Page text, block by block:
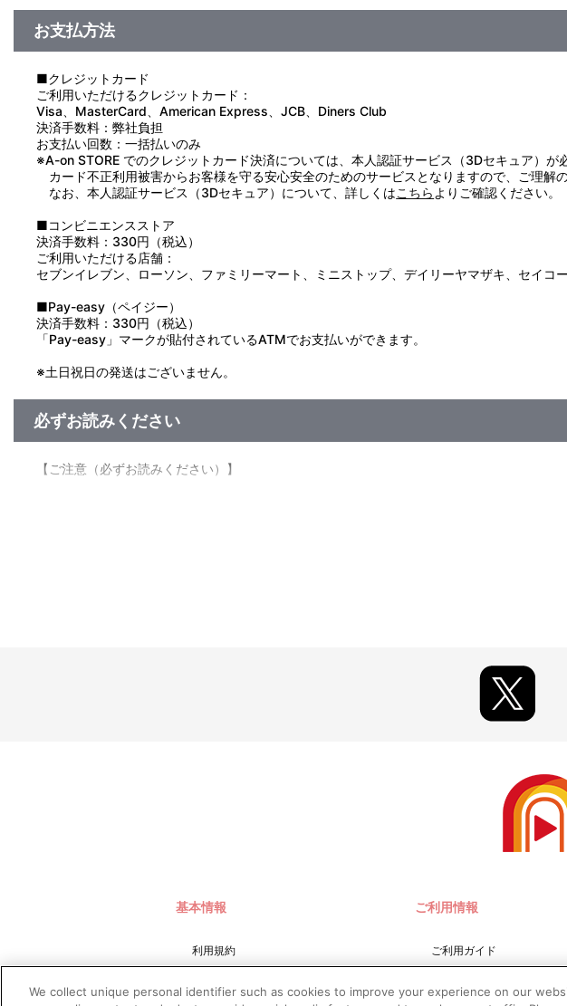
お支払方法
■クレジットカード
ご利用いただけるクレジットカード：
Visa、MasterCard、American Express、JCB、Diners Club
決済手数料：弊社負担
お支払い回数：一括払いのみ
※A-on STORE でのクレジットカード決済については、本人認証サービス（3Dセキュア）が
カード不正利用被害からお客様を守る安心安全のためのサービスとなりますので、ご理解
なお、本人認証サービス（3Dセキュア）について、詳しくはこちらよりご確認ください。
■コンビニエンスストア
決済手数料：330円（税込）
ご利用いただける店舗：
セブンイレブン、ローソン、ファミリーマート、ミニストップ、デイリーヤマザキ、セイコ
■Pay-easy（ペイジー）
決済手数料：330円（税込）
「Pay-easy」マークが貼付されているATMでお支払いができます。
※土日祝日の発送はございません。
必ずお読みください
【ご注意（必ずお読みください）】
※お申し込み状況や生産の都合、不測の事態により、発送日が変更となる場合がございます
※決済方法は「カード決済」、「コンビニ決済」、「Pay-easy（ペイジー）」のみとなります
※決済方法「コンビニ決済・Pay-easy（ペイジー）」の場合は、ご注文日翌日までにお支払
あらかじめ「@bandainamcoarts.co.jp」からのメール受信を許可してください。
もし、メールが受信できなかった場合は、ご注文日翌日の午前9時以降に、「マイページ
※以下のご注文は、キャンセルさせていただく場合がございます。
（３）過去に複数の購入履歴がある個人またはグループが注文した場合
（５）上記以外で不正な注文と判断した場合
基本情報
利用規約
ご利用情報
ご利用ガイド
We collect unique personal identifier such as cookies to improve your experience on our